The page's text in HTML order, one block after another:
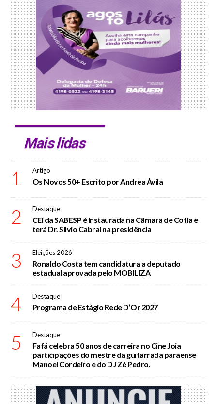
Mais lidas
1 Artigo
Os Novos 50+ Escrito por Andrea Ávila
2 Destaque
CEI da SABESP é instaurada na Câmara de Cotia e
terá Dr. Silvio Cabral na presidência
3 Eleições 2026
Ronaldo Costa tem candidatura a deputado
estadual aprovada pelo MOBILIZA
4 Destaque
Programa de Estágio Rede D’Or 2027
5 Destaque
Fafá celebra 50 anos de carreira no Cine Joia
participações do mestre da guitarrada paraense
Manoel Cordeiro e do DJ Zé Pedro.